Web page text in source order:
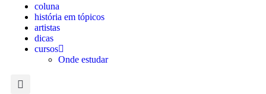
coluna
história em tópicos
artistas
dicas
cursos
Onde estudar